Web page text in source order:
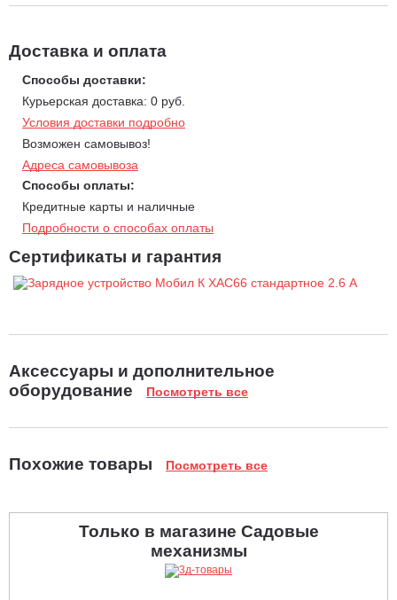
Доставка и оплата
Способы доставки:
Курьерская доставка: 0 руб.
Условия доставки подробно
Возможен самовывоз!
Адреса самовывоза
Способы оплаты:
Кредитные карты и наличные
Подробности о способах оплаты
Сертификаты и гарантия
Аксессуары и дополнительное
оборудование
Посмотреть все
Похожие товары Посмотреть все
Только в магазине Садовые
механизмы